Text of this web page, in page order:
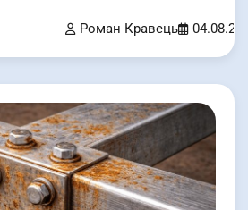
Роман Кравець